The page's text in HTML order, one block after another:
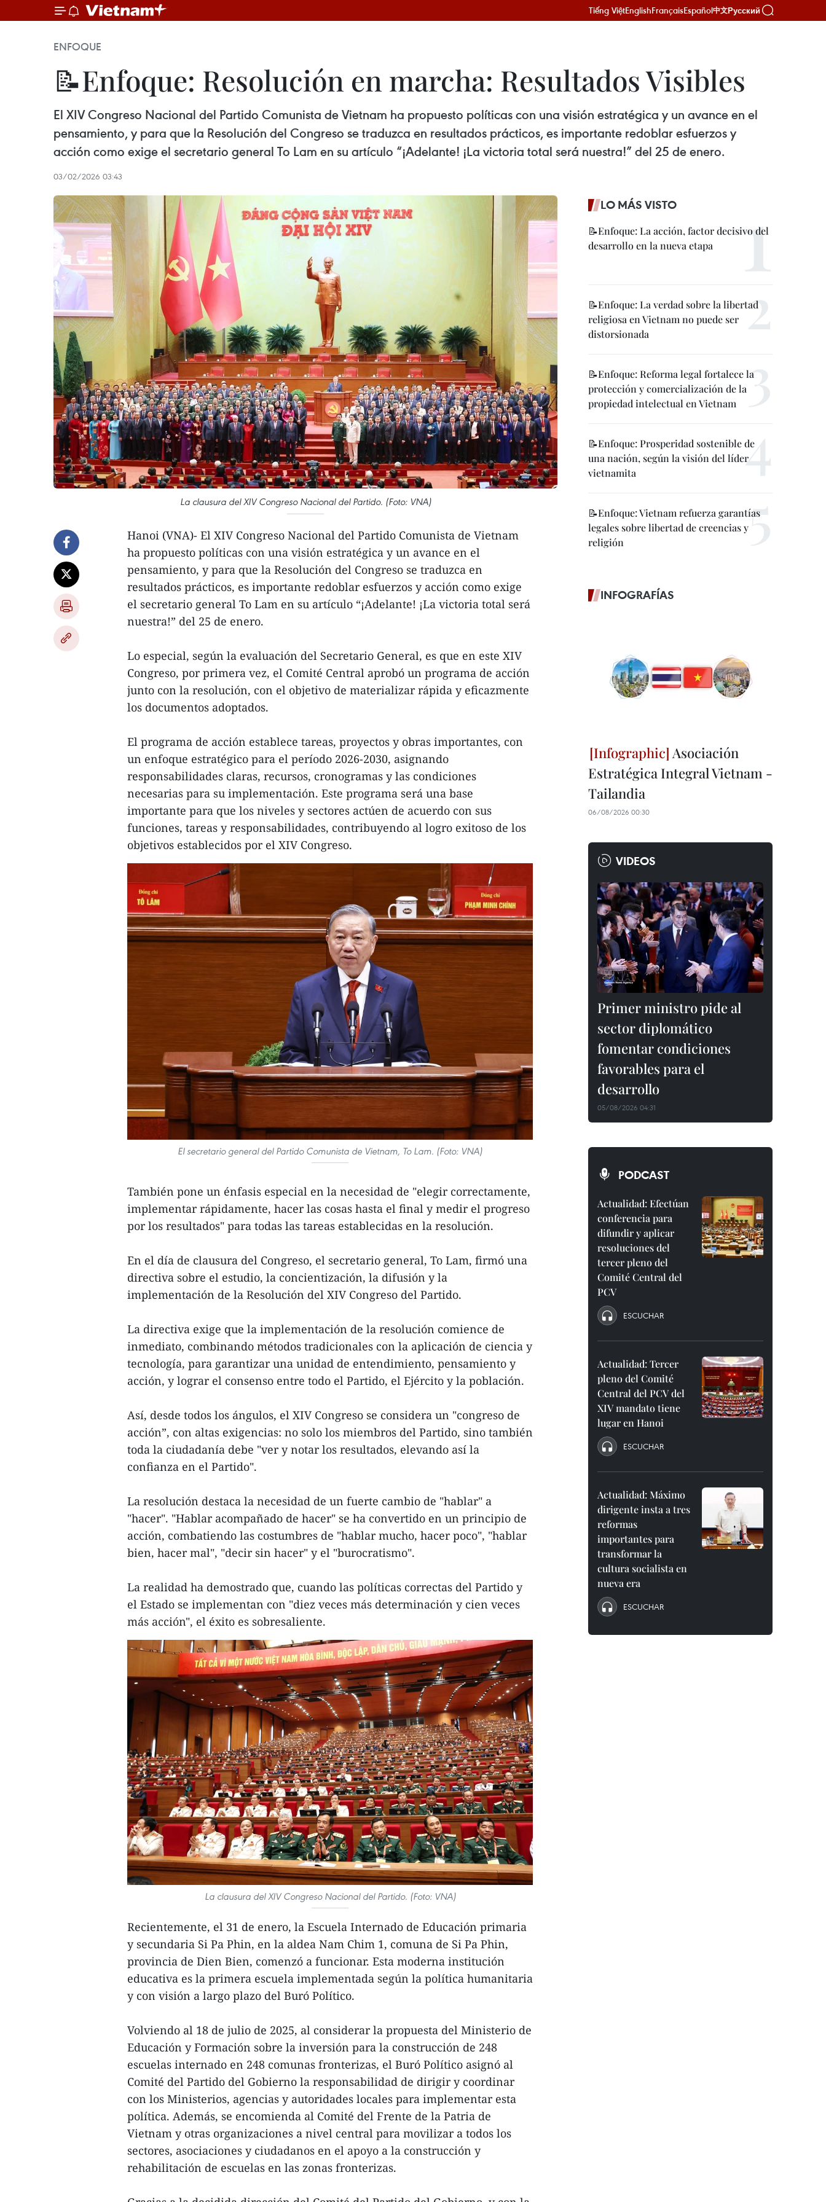
Tiếng ViệtEnglishFrançaisEspañol中文Русский
ENFOQUE
📝Enfoque: Resolución en marcha: Resultados Visibles
El XIV Congreso Nacional del Partido Comunista de Vietnam ha propuesto políticas con una visión estratégica y un avance en el
pensamiento, y para que la Resolución del Congreso se traduzca en resultados prácticos, es importante redoblar esfuerzos y
acción como exige el secretario general To Lam en su artículo “¡Adelante! ¡La victoria total será nuestra!” del 25 de enero.
03/02/2026 03:43
La clausura del XIV Congreso Nacional del Partido. (Foto: VNA)
Hanoi (VNA)- El XIV Congreso Nacional del Partido Comunista de Vietnam
ha propuesto políticas con una visión estratégica y un avance en el
pensamiento, y para que la Resolución del Congreso se traduzca en
resultados prácticos, es importante redoblar esfuerzos y acción como exige
el secretario general To Lam en su artículo “¡Adelante! ¡La victoria total será
nuestra!” del 25 de enero.
Lo especial, según la evaluación del Secretario General, es que en este XIV
Congreso, por primera vez, el Comité Central aprobó un programa de acción
junto con la resolución, con el objetivo de materializar rápida y eficazmente
los documentos adoptados.
El programa de acción establece tareas, proyectos y obras importantes, con
un enfoque estratégico para el período 2026-2030, asignando
responsabilidades claras, recursos, cronogramas y las condiciones
necesarias para su implementación. Este programa será una base
importante para que los niveles y sectores actúen de acuerdo con sus
funciones, tareas y responsabilidades, contribuyendo al logro exitoso de los
objetivos establecidos por el XIV Congreso.
El secretario general del Partido Comunista de Vietnam, To Lam. (Foto: VNA)
También pone un énfasis especial en la necesidad de "elegir correctamente,
implementar rápidamente, hacer las cosas hasta el final y medir el progreso
por los resultados" para todas las tareas establecidas en la resolución.
En el día de clausura del Congreso, el secretario general, To Lam, firmó una
directiva sobre el estudio, la concientización, la difusión y la
implementación de la Resolución del XIV Congreso del Partido.
La directiva exige que la implementación de la resolución comience de
inmediato, combinando métodos tradicionales con la aplicación de ciencia y
tecnología, para garantizar una unidad de entendimiento, pensamiento y
acción, y lograr el consenso entre todo el Partido, el Ejército y la población.
Así, desde todos los ángulos, el XIV Congreso se considera un "congreso de
acción”, con altas exigencias: no solo los miembros del Partido, sino también
toda la ciudadanía debe "ver y notar los resultados, elevando así la
confianza en el Partido".
La resolución destaca la necesidad de un fuerte cambio de "hablar" a
"hacer". "Hablar acompañado de hacer" se ha convertido en un principio de
acción, combatiendo las costumbres de "hablar mucho, hacer poco", "hablar
bien, hacer mal", "decir sin hacer" y el "burocratismo".
La realidad ha demostrado que, cuando las políticas correctas del Partido y
el Estado se implementan con "diez veces más determinación y cien veces
más acción", el éxito es sobresaliente.
La clausura del XIV Congreso Nacional del Partido. (Foto: VNA)
Recientemente, el 31 de enero, la Escuela Internado de Educación primaria
y secundaria Si Pa Phin, en la aldea Nam Chim 1, comuna de Si Pa Phin,
provincia de Dien Bien, comenzó a funcionar. Esta moderna institución
educativa es la primera escuela implementada según la política humanitaria
y con visión a largo plazo del Buró Político.
Volviendo al 18 de julio de 2025, al considerar la propuesta del Ministerio de
Educación y Formación sobre la inversión para la construcción de 248
escuelas internado en 248 comunas fronterizas, el Buró Político asignó al
Comité del Partido del Gobierno la responsabilidad de dirigir y coordinar
con los Ministerios, agencias y autoridades locales para implementar esta
política. Además, se encomienda al Comité del Frente de la Patria de
Vietnam y otras organizaciones a nivel central para movilizar a todos los
sectores, asociaciones y ciudadanos en el apoyo a la construcción y
rehabilitación de escuelas en las zonas fronterizas.
LO MÁS VISTO
📝Enfoque: La acción, factor decisivo del
desarrollo en la nueva etapa
📝Enfoque: La verdad sobre la libertad
religiosa en Vietnam no puede ser
distorsionada
📝Enfoque: Reforma legal fortalece la
protección y comercialización de la
propiedad intelectual en Vietnam
📝Enfoque: Prosperidad sostenible de
una nación, según la visión del líder
vietnamita
📝Enfoque: Vietnam refuerza garantías
legales sobre libertad de creencias y
religión
INFOGRAFÍAS
Asociación
Estratégica Integral Vietnam -
Tailandia
06/08/2026 00:30
VIDEOS
Primer ministro pide al
sector diplomático
fomentar condiciones
favorables para el
desarrollo
05/08/2026 04:31
PODCAST
Actualidad: Efectúan
conferencia para
difundir y aplicar
resoluciones del
tercer pleno del
Comité Central del
PCV
ESCUCHAR
Actualidad: Tercer
pleno del Comité
Central del PCV del
XIV mandato tiene
lugar en Hanoi
ESCUCHAR
Actualidad: Máximo
dirigente insta a tres
reformas
importantes para
transformar la
cultura socialista en
nueva era
ESCUCHAR